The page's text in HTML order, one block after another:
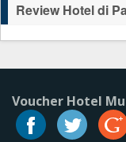
Review Hotel di
Voucher Hotel